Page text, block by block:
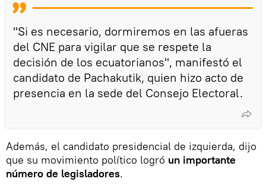
"Si es necesario, dormiremos en las afueras
del CNE para vigilar que se respete la
decisión de los ecuatorianos", manifestó el
candidato de Pachakutik, quien hizo acto de
presencia en la sede del Consejo Electoral.
Además, el candidato presidencial de izquierda, dijo
que su movimiento político logró un importante
número de legisladores.